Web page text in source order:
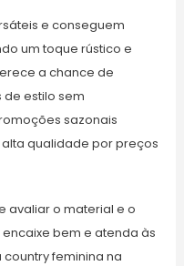
e conseguem
um toque rústico e
a chance de
estilo sem
sazonais
qualidade por preços
avaliar o material e o
bem e atenda às
feminina na